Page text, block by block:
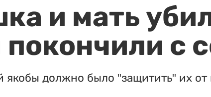
и мать
покончили с
якобы должно было "защитить" их от